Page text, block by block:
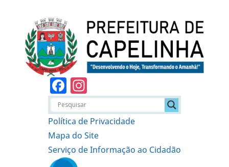
Facebook
Política de Privacidade
Mapa do Site
Serviço de Informação ao Cidadão